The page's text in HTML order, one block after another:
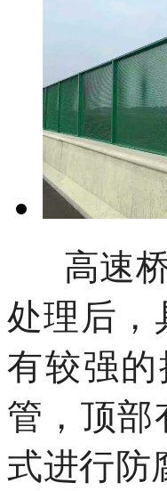
高速桥
处理后，
有较强
管，顶
式进行防